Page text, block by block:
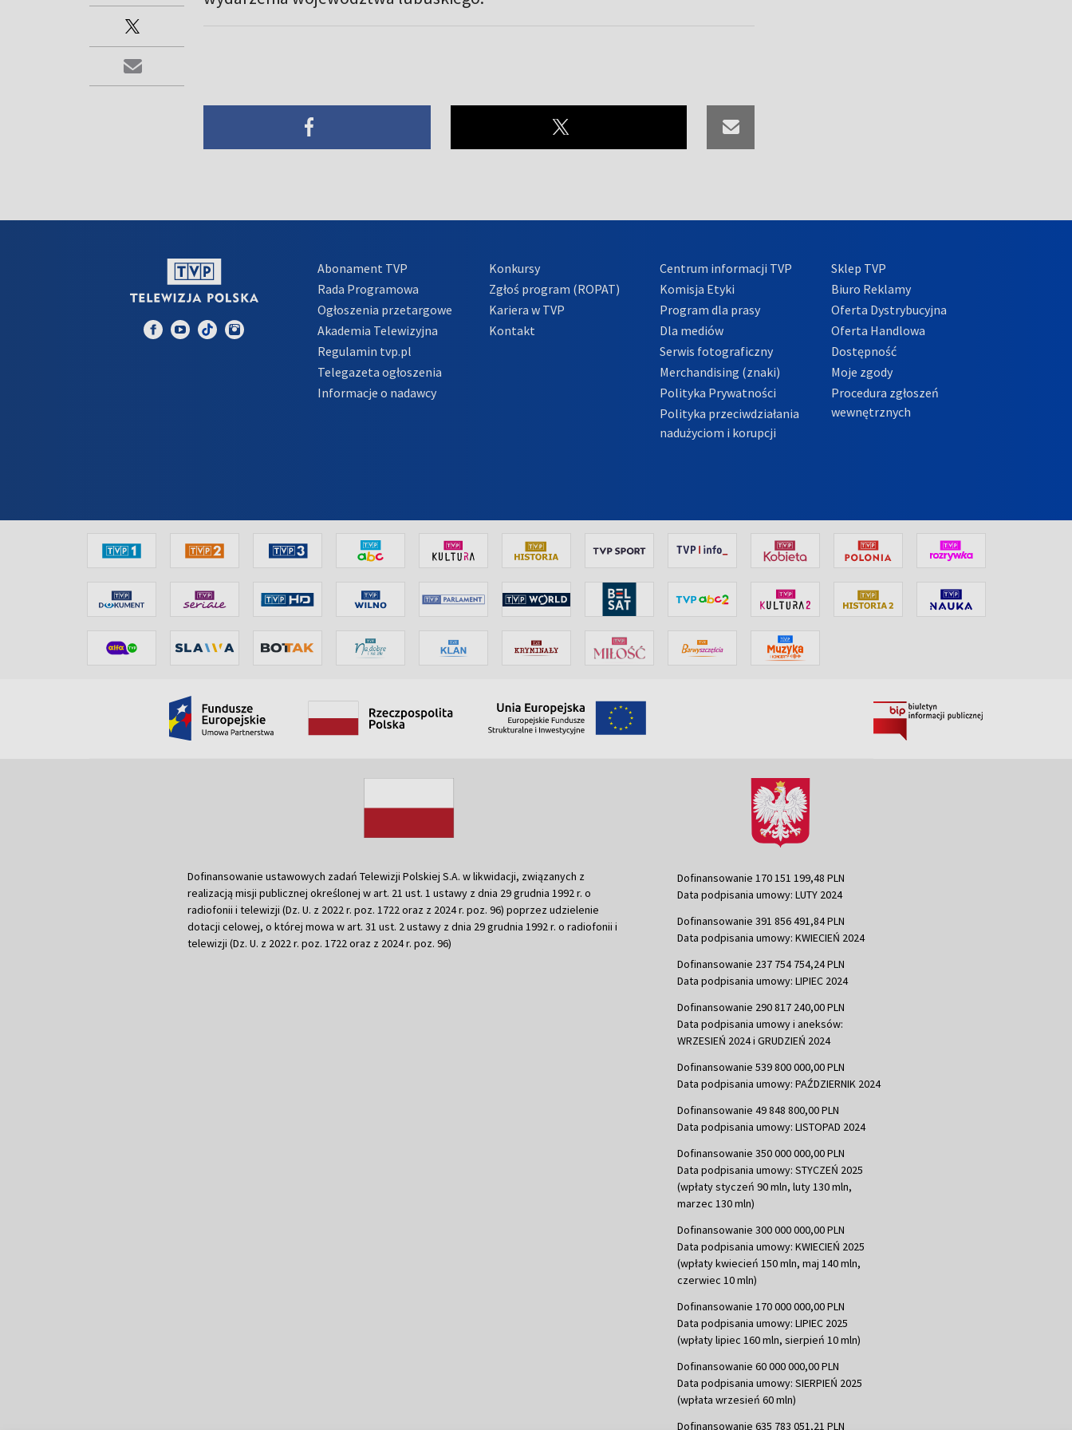
Abonament TVP
Rada Programowa
Ogłoszenia przetargowe
Akademia Telewizyjna
Regulamin tvp.pl
Telegazeta ogłoszenia
Informacje o nadawcy
Konkursy
Zgłoś program (ROPAT)
Kariera w TVP
Kontakt
Centrum informacji TVP
Komisja Etyki
Program dla prasy
Dla mediów
Serwis fotograficzny
Merchandising (znaki)
Polityka Prywatności
Polityka przeciwdziałania
nadużyciom i korupcji
Sklep TVP
Biuro Reklamy
Oferta Dystrybucyjna
Oferta Handlowa
Dostępność
Moje zgody
Procedura zgłoszeń
wewnętrznych
Dofinansowanie ustawowych zadań Telewizji Polskiej S.A. w likwidacji, związanych z
realizacją misji publicznej określonej w art. 21 ust. 1 ustawy z dnia 29 grudnia 1992 r. o
radiofonii i telewizji (Dz. U. z 2022 r. poz. 1722 oraz z 2024 r. poz. 96) poprzez udzielenie
dotacji celowej, o której mowa w art. 31 ust. 2 ustawy z dnia 29 grudnia 1992 r. o radiofonii i
telewizji (Dz. U. z 2022 r. poz. 1722 oraz z 2024 r. poz. 96)
Dofinansowanie 170 151 199,48 PLN
Data podpisania umowy: LUTY 2024
Dofinansowanie 391 856 491,84 PLN
Data podpisania umowy: KWIECIEŃ 2024
Dofinansowanie 237 754 754,24 PLN
Data podpisania umowy: LIPIEC 2024
Dofinansowanie 290 817 240,00 PLN
Data podpisania umowy i aneksów:
WRZESIEŃ 2024 i GRUDZIEŃ 2024
Dofinansowanie 539 800 000,00 PLN
Data podpisania umowy: PAŹDZIERNIK 2024
Dofinansowanie 49 848 800,00 PLN
Data podpisania umowy: LISTOPAD 2024
Dofinansowanie 350 000 000,00 PLN
Data podpisania umowy: STYCZEŃ 2025
(wpłaty styczeń 90 mln, luty 130 mln,
marzec 130 mln)
Dofinansowanie 300 000 000,00 PLN
Data podpisania umowy: KWIECIEŃ 2025
(wpłaty kwiecień 150 mln, maj 140 mln,
czerwiec 10 mln)
Dofinansowanie 170 000 000,00 PLN
Data podpisania umowy: LIPIEC 2025
(wpłaty lipiec 160 mln, sierpień 10 mln)
Dofinansowanie 60 000 000,00 PLN
Data podpisania umowy: SIERPIEŃ 2025
(wpłata wrzesień 60 mln)
Dofinansowanie 635 783 051,21 PLN